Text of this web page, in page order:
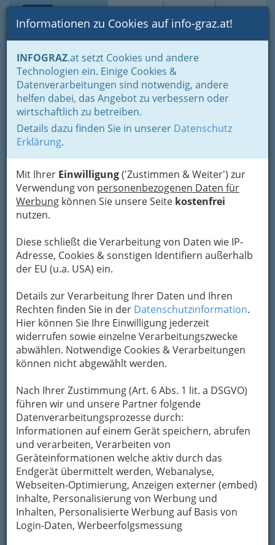
Suche Login Toggle
Informationen zu Cookies auf info-graz.at!
INFOGRAZ.at setzt Cookies und andere
Technologien ein. Einige Cookies &
Datenverarbeitungen sind notwendig, andere
helfen dabei, das Angebot zu verbessern oder
wirtschaftlich zu betreiben.
Details dazu finden Sie in unserer Datenschutz
Erklärung.
Mit Ihrer Einwilligung('Zustimmen & Weiter') zur
Verwendung von personenbezogenen Daten für
Werbung können Sie unsere Seite kostenfrei
nutzen.
Diese schließt die Verarbeitung von Daten wie IP-
Adresse, Cookies & sonstigen Identifiern außerhalb
der EU (u.a. USA) ein.
Details zur Verarbeitung Ihrer Daten und Ihren
Rechten finden Sie in der Datenschutzinformation.
Hier können Sie Ihre Einwilligung jederzeit
widerrufen sowie einzelne Verarbeitungszwecke
abwählen. Notwendige Cookies & Verarbeitungen
können nicht abgewählt werden.
Nach Ihrer Zustimmung (Art. 6 Abs. 1 lit. a DSGVO)
führen wir und unsere Partner folgende
Datenverarbeitungsprozesse durch:
Informationen auf einem Gerät speichern, abrufen
und verarbeiten, Verarbeiten von
Geräteinformationen welche aktiv durch das
Endgerät übermittelt werden, Webanalyse,
Webseiten-Optimierung, Anzeigen externer (embed)
Inhalte, Personalisierung von Werbung und
Inhalten, Personalisierte Werbung auf Basis von
Login-Daten, Werbeerfolgsmessung
Home Branchen
Bauen - der Weg zum eigenen Haus
Immobilienbüros, Immobilienmakler, Immobilienverwalter und
Immobilientreuhänder
Immobilienmakler und Immobilienmaklerin in Graz und Umgebung
Metropolis Real Estate
GmbH
Leechgasse 30, 8010 Graz
+43 1 581 29 81 - 92
Karte
Karte anzeigen